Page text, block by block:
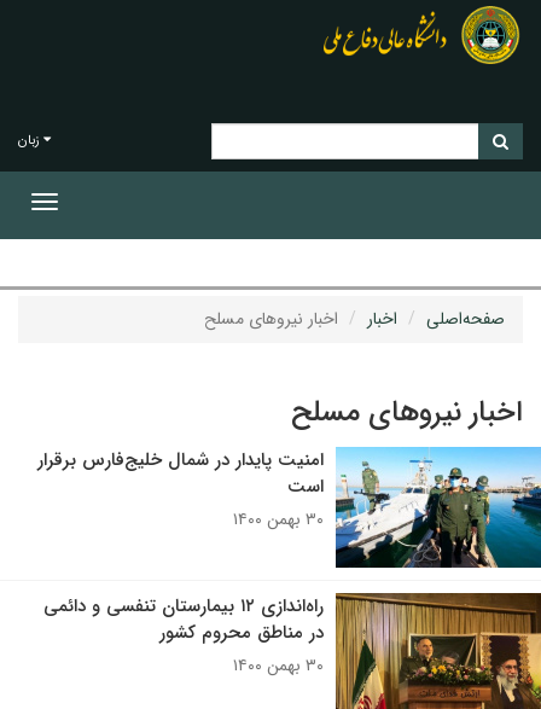
زبان
صفحه‌اصلی اخبار اخبار نیروهای مسلح
اخبار نیروهای مسلح
امنیت پایدار در شمال خلیج‌فارس برقرار
است
۳۰ بهمن ۱۴۰۰
راه‌اندازی ۱۲ بیمارستان تنفسی و دائمی
در مناطق محروم کشور
۳۰ بهمن ۱۴۰۰